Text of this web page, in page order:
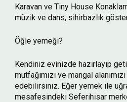
Karavan ve Tiny House
müzik ve dans, sihirbazlık
Öğle yemeği?
Kendiniz evinizde hazırlayıp
mutfağımızı ve mangal
edebilirsiniz. Eğer yemek ile
mesafesindeki Seferihisar